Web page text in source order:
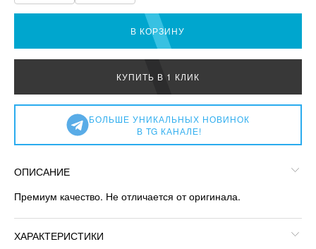
В КОРЗИНУ
КУПИТЬ В 1 КЛИК
БОЛЬШЕ УНИКАЛЬНЫХ НОВИНОК
В TG КАНАЛЕ!
ОПИСАНИЕ
Премиум качество. Не отличается от оригинала.
ХАРАКТЕРИСТИКИ